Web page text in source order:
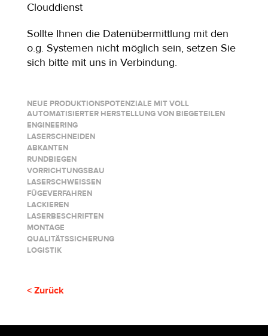
Clouddienst
Sollte Ihnen die Datenübermittlung mit den
o.g. Systemen nicht möglich sein, setzen Sie
sich bitte mit uns in Verbindung.
NEUE PRODUKTIONSPOTENZIALE MIT VOLL
AUTOMATISIERTER HERSTELLUNG VON BIEGETEILEN
ENGINEERING
LASERSCHNEIDEN
ABKANTEN
RUNDBIEGEN
VORRICHTUNGSBAU
LASERSCHWEISSEN
FÜGEVERFAHREN
LACKIEREN
LASERBESCHRIFTEN
MONTAGE
QUALITÄTSSICHERUNG
LOGISTIK
< Zurück